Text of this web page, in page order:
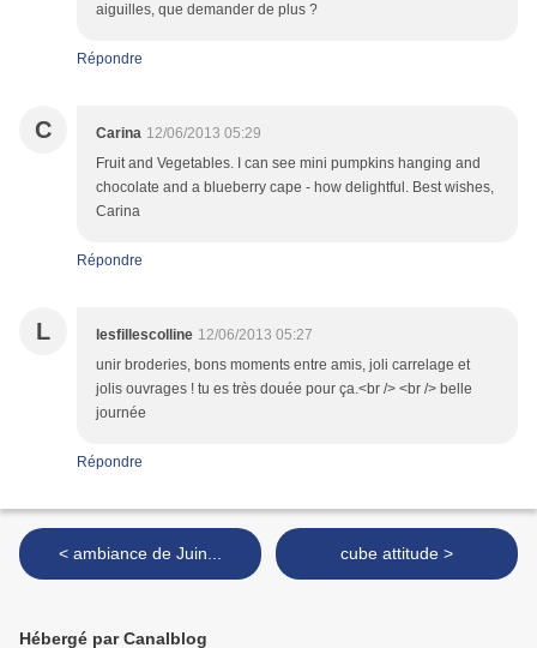
aiguilles, que demander de plus ?
Répondre
C Carina 12/06/2013 05:29
Fruit and Vegetables. I can see mini pumpkins hanging and
chocolate and a blueberry cape - how delightful. Best wishes,
Carina
Répondre
L lesfillescolline 12/06/2013 05:27
unir broderies, bons moments entre amis, joli carrelage et
jolis ouvrages ! tu es très douée pour ça.<br /> <br /> belle
journée
Répondre
< ambiance de Juin... cube attitude >
Hébergé par Canalblog